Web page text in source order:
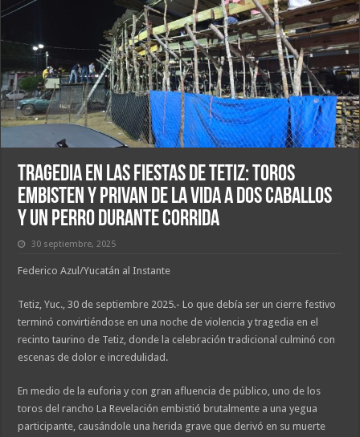
Tragedia en las fiestas de Tetiz: toros
embisten y privan de la vida a dos caballos
y un perro durante corrida
30 septiembre, 2025
Federico Azul/Yucatán al Instante
Tetiz, Yuc., 30 de septiembre 2025.- Lo que debía ser un cierre festivo
terminó convirtiéndose en una noche de violencia y tragedia en el
recinto taurino de Tetiz, donde la celebración tradicional culminó con
escenas de dolor e incredulidad.
En medio de la euforia y con gran afluencia de público, uno de los
toros del rancho La Revelación embistió brutalmente a una yegua
participante, causándole una herida grave que derivó en su muerte